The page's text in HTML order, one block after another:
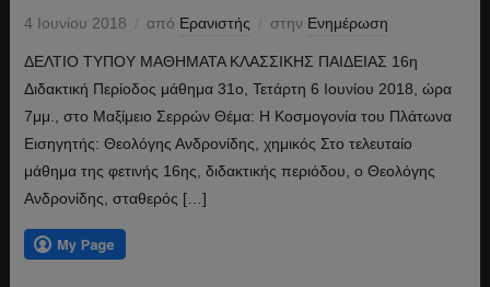
4 Ιουνίου 2018 από Ερανιστής στην Ενημέρωση
ΔΕΛΤΙΟ ΤΥΠΟΥ ΜΑΘΗΜΑΤΑ ΚΛΑΣΣΙΚΗΣ ΠΑΙΔΕΙΑΣ 16η
Διδακτική Περίοδος μάθημα 31ο, Τετάρτη 6 Ιουνίου 2018, ώρα
7μμ., στο Μαξίμειο Σερρών Θέμα: Η Κοσμογονία του Πλάτωνα
Εισηγητής: Θεολόγης Ανδρονίδης, χημικός Στο τελευταίο
μάθημα της φετινής 16ης, διδακτικής περιόδου, ο Θεολόγης
Ανδρονίδης, σταθερός […]